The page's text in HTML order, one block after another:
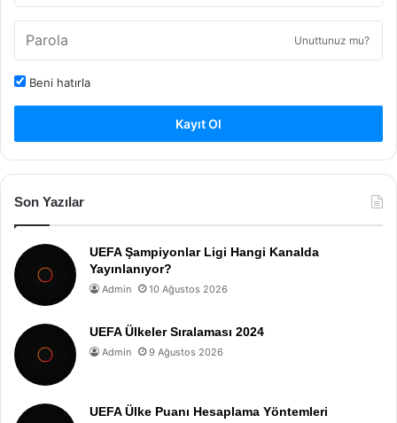
Unuttunuz mu?
Beni hatırla
Kayıt Ol
Son Yazılar
UEFA Şampiyonlar Ligi Hangi Kanalda
Yayınlanıyor?
Admin 10 Ağustos 2026
UEFA Ülkeler Sıralaması 2024
Admin 9 Ağustos 2026
UEFA Ülke Puanı Hesaplama Yöntemleri